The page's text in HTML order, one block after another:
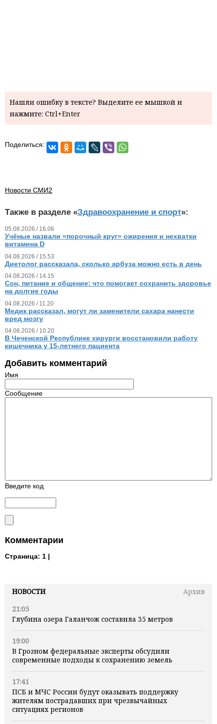
НОВОСТИ
Архив
21:05
Глубина озера Галанчож составила 35 метров
19:00
В Грозном федеральные эксперты обсудили
современные подходы к сохранению земель
17:41
ПСБ и МЧС России будут оказывать поддержку
жителям пострадавших при чрезвычайных
ситуациях регионов
Нашли ошибку в тексте? Выделите ее мышкой и
нажмите: Ctrl+Enter
Поделиться:
Новости СМИ2
Также в разделе «Здравоохранение и спорт»:
05.08.2026 / 16.06
Учёные назвали «порочный круг» ожирения и нехватки
витамина D
04.08.2026 / 15.53
Диетолог рассказала, сколько арбуза можно есть в день
04.08.2026 / 14.15
Сон, питание и общение: что помогает сохранить здоровье
на долгие годы
04.08.2026 / 11.20
Медик рассказал, могут ли заменители сахара нанести
вред мозгу
04.08.2026 / 10.20
В Чеченской Республике хирурги восстановили работу
кишечника у 15‑летнего пациента
Добавить комментарий
Имя
Сообщение
Введите код
Комментарии
Страница: 1 |